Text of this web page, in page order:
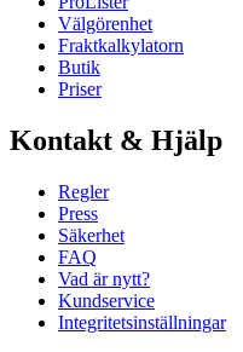
Välgörenhet
Fraktkalkylatorn
Butik
Priser
Kontakt & Hjälp
Regler
Press
Säkerhet
FAQ
Vad är nytt?
Kundservice
Integritetsinställningar